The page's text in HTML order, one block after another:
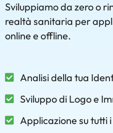
Sviluppiamo da zero o
realtà sanitaria per
online e offline.
Analisi della tua
Sviluppo di Logo e
Applicazione su tutti